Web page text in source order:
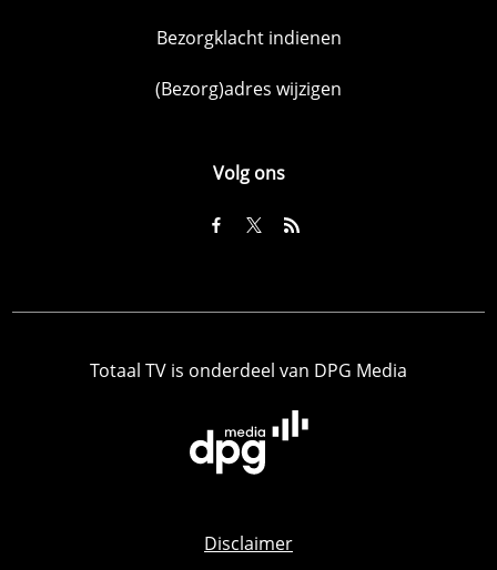
Bezorgklacht indienen
(Bezorg)adres wijzigen
Volg ons
Totaal TV is onderdeel van DPG Media
Disclaimer